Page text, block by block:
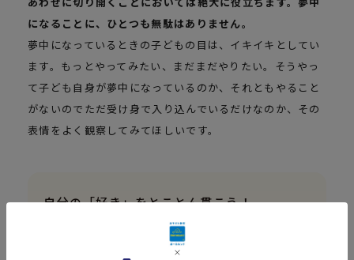
になることに、ひとつも無駄はありません。
夢中になっているときの子どもの目は、イキイキとしてい
ます。もっとやってみたい、まだまだやりたい。そうやっ
て子ども自身が夢中になっているのか、それともやること
がないのでただ受け身で入り込んでいるだけなのか、その
表情をよく観察してみてほしいです。
自分の「好き」をとことん貫こう！